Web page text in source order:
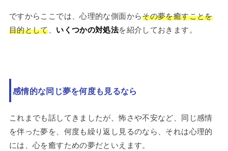
ですからここでは、心理的な側面からその夢を癒すことを
目的として、 いくつかの対処法を紹介しておきます。
感情的な同じ夢を何度も見るなら
これまでも話してきましたが、怖さや不安など、同じ感情
を伴った夢を、何度も繰り返し見るのなら、それは心理的
には、心を癒すための夢だといえます。